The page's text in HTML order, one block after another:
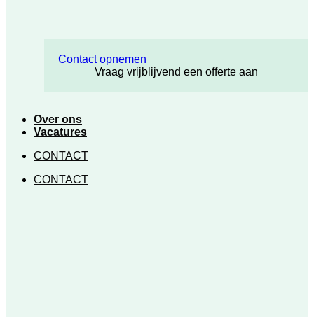
Contact opnemen
Vraag vrijblijvend een offerte aan
Over ons
Vacatures
CONTACT
CONTACT